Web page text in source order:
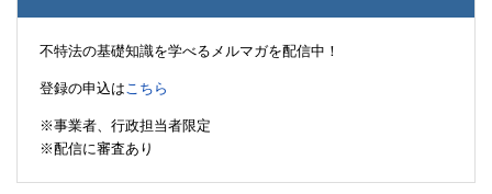
不特法の基礎知識を学べるメルマガを配信中！
登録の申込は こちら
※事業者、行政担当者限定
※配信に審査あり